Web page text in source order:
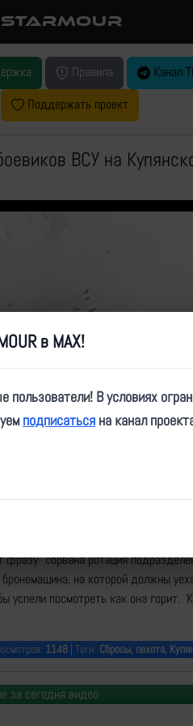
Правила Канал
Поддержать проект
ВСУ на
Play
Video
"сорвана ротация
на которой должны
успели посмотреть как она горит.
1148| Теги: Сбросы, пехота,
за сегодня видео
в MAX!
пользователи! В условиях
подписаться на канал